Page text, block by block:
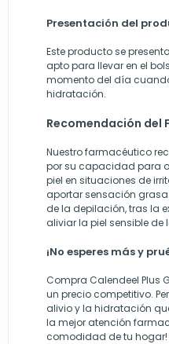
Presentación del
Este producto se
apto para llevar en el
momento del día
hidratación.
Recomendación del
Nuestro farmacéutico
por su capacidad para
piel en situaciones de
aportar sensación
de la depilación, tras la
aliviar la piel sensible de
¡No esperes más y
Compra Calendeel Plus
un precio competitivo.
alivio y la hidratación
la mejor atención
comodidad de tu hogar!